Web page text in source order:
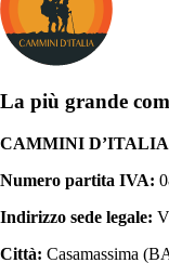
La più grande
CAMMINI D’ITALIA
Numero partita IVA:
Indirizzo sede legale:
Città: Casamassima